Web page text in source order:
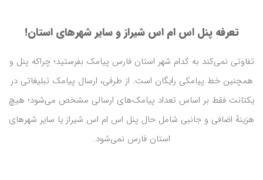
تعرفه پنل اس ام اس شیراز و سایر شهرهای استان!
تفاوتی نمی‌کند به کدام شهر استان فارس پیامک بفرستید؛ چراکه پنل و
همچنین خط پیامکی رایگان است. از طرفی، ارسال پیامک تبلیغاتی در
یکتانت فقط بر اساس تعداد پیامک‌های ارسالی مشخص می‌شود؛ هیچ
هزینهٔ اضافی و جانبی شامل حال پنل اس ام اس شیراز یا سایر شهرهای
استان فارس نمی‌شود.